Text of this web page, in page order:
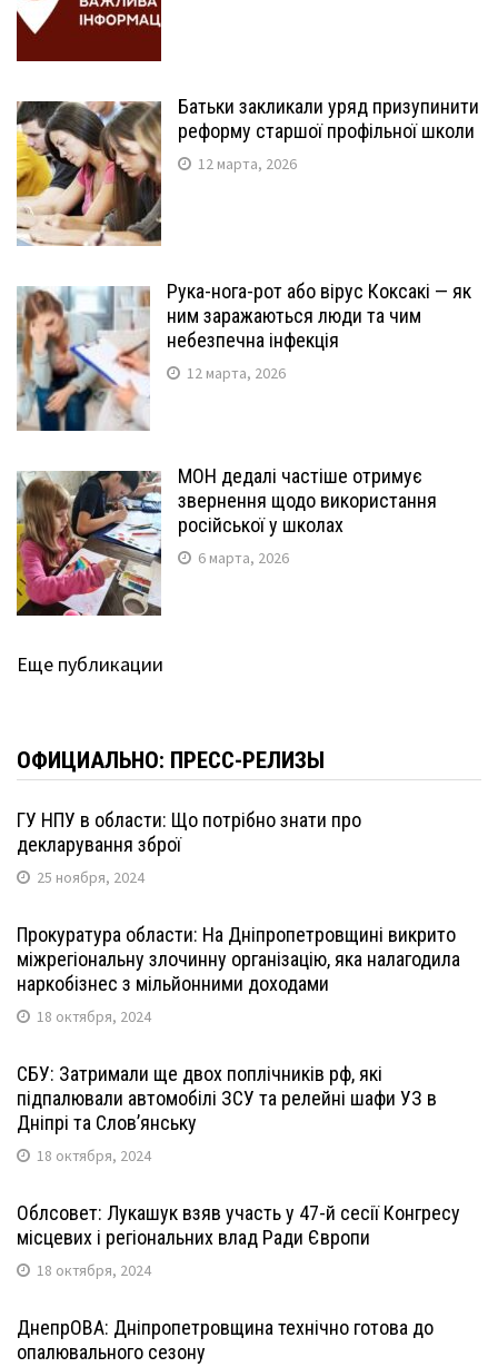
Батьки закликали уряд призупинити
реформу старшої профільної школи
12 марта, 2026
Рука-нога-рот або вірус Коксакі — як
ним заражаються люди та чим
небезпечна інфекція
12 марта, 2026
МОН дедалі частіше отримує
звернення щодо використання
російської у школах
6 марта, 2026
Еще публикации
ОФИЦИАЛЬНО: ПРЕСС-РЕЛИЗЫ
ГУ НПУ в области: Що потрібно знати про
декларування зброї
25 ноября, 2024
Прокуратура области: На Дніпропетровщині викрито
міжрегіональну злочинну організацію, яка налагодила
наркобізнес з мільйонними доходами
18 октября, 2024
СБУ: Затримали ще двох поплічників рф, які
підпалювали автомобілі ЗСУ та релейні шафи УЗ в
Дніпрі та Слов’янську
18 октября, 2024
Облсовет: Лукашук взяв участь у 47-й сесії Конгресу
місцевих і регіональних влад Ради Європи
18 октября, 2024
ДнепрОВА: Дніпропетровщина технічно готова до
опалювального сезону